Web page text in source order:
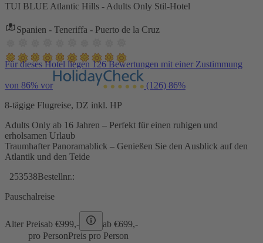
TUI BLUE Atlantic Hills - Adults Only Stil-Hotel
Spanien - Teneriffa - Puerto de la Cruz
Für dieses Hotel liegen 126 Bewertungen mit einer Zustimmung
von 86% vor (126) 86%
8-tägige Flugreise, DZ inkl. HP
Adults Only ab 16 Jahren – Perfekt für einen ruhigen und
erholsamen Urlaub
Traumhafter Panoramablick – Genießen Sie den Ausblick auf den
Atlantik und den Teide
253538Bestellnr.:
Pauschalreise
Alter Preisab €999,- ab €699,-
pro PersonPreis pro Person